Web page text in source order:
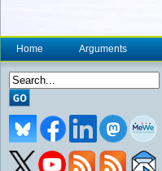
Home Arguments